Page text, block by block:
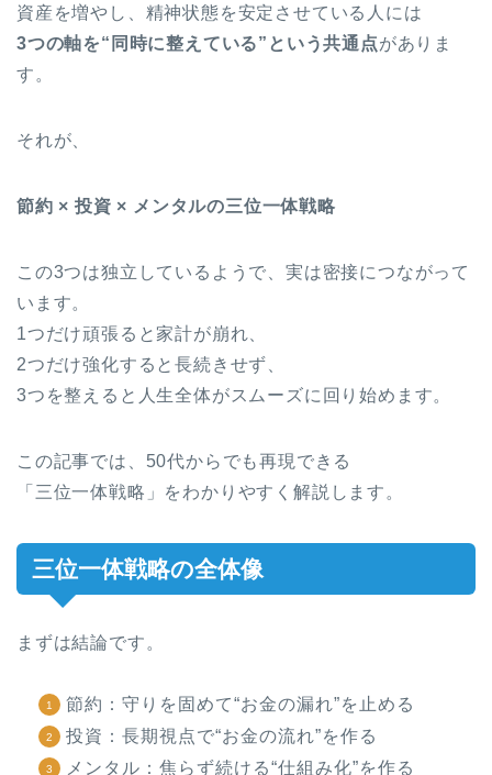
資産を増やし、精神状態を安定させている人には
3つの軸を“同時に整えている”という共通点がありま
す。
それが、
節約 × 投資 × メンタルの三位一体戦略
この3つは独立しているようで、実は密接につながって
います。
1つだけ頑張ると家計が崩れ、
2つだけ強化すると長続きせず、
3つを整えると人生全体がスムーズに回り始めます。
この記事では、50代からでも再現できる
「三位一体戦略」をわかりやすく解説します。
三位一体戦略の全体像
まずは結論です。
節約：守りを固めて“お金の漏れ”を止める
投資：長期視点で“お金の流れ”を作る
メンタル：焦らず続ける“仕組み化”を作る